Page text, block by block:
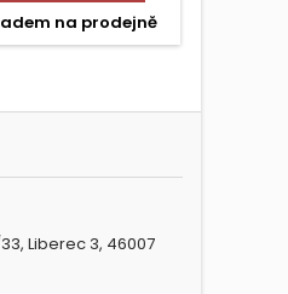
na prodejně
Liberec 3, 46007